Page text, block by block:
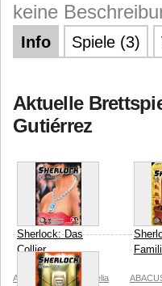
keine
Info Spiele (3)
Aktuelle
Gutiérrez
Sherlock: Das
Collier
ABACUSSPIELE Amelia